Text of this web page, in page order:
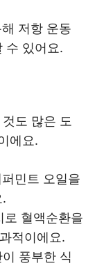
저항 운동
수 있어요.
도 많은 도
에요.
민트 오일을
로 혈액순환을
적이에요.
풍부한 식